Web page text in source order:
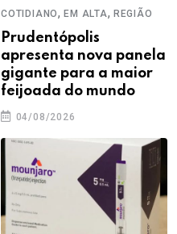
COTIDIANO,EM ALTA, REGIÃO
Prudentópolis
apresenta nova panela
gigante para a maior
feijoada do mundo
04/08/2026